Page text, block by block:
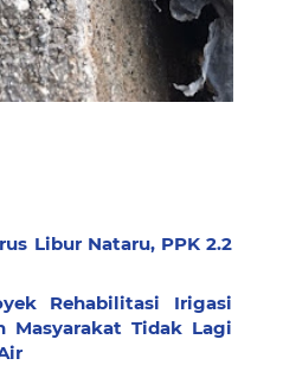
Libur Nataru, PPK 2.2
Rehabilitasi Irigasi
Masyarakat Tidak Lagi